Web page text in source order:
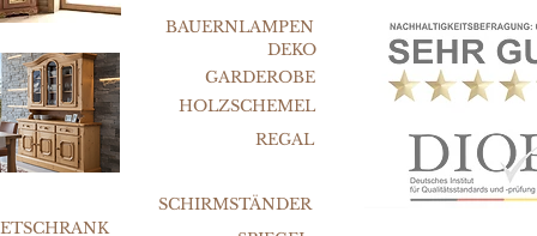
BAUERNLAMPEN
DEKO
GARDEROBE
HOLZSCHEMEL
REGAL
SCHIRMSTÄNDER